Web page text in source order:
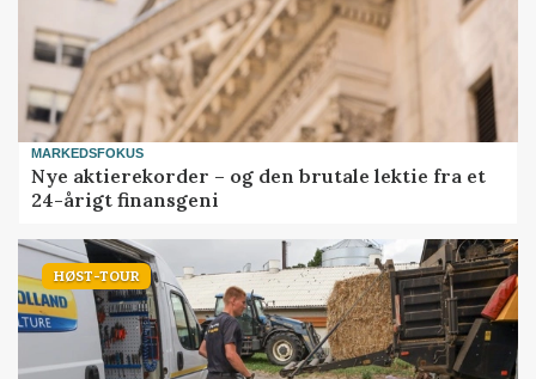
MARKEDSFOKUS
Nye aktierekorder – og den brutale lektie fra et
24-årigt finansgeni
HØST-TOUR